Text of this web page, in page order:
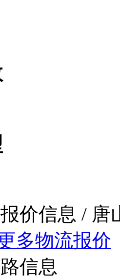
价信息 / 唐
多物流报价
信息